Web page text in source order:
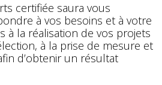
certifiée saura vous
à vos besoins et à votre
à la réalisation de vos projets
à la prise de mesure et
d’obtenir un résultat